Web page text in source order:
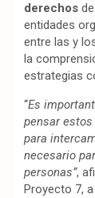
derechos
entidades
entre las y
la
estrategias
“Es
pensar
para
necesario
personas”,
Proyecto 7,